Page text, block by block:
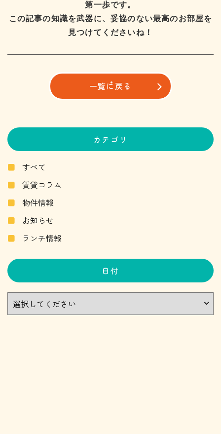
第一歩です。
この記事の知識を武器に、妥協のない最高のお部屋を
見つけてくださいね！
一覧に戻る
カテゴリ
すべて
賃貸コラム
物件情報
お知らせ
ランチ情報
日付